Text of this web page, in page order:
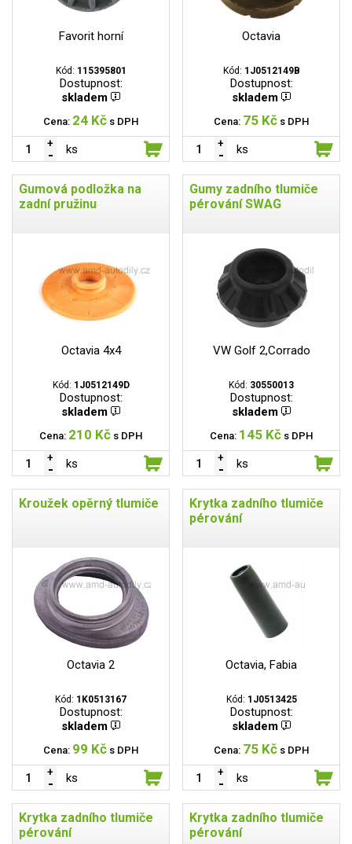
Favorit horní
Kód: 115395801
Dostupnost:
skladem
Cena: 24 Kč s DPH
ks
Octavia
Kód: 1J0512149B
Dostupnost:
skladem
Cena: 75 Kč s DPH
ks
Gumová podložka na
zadní pružinu
Octavia 4x4
Kód: 1J0512149D
Dostupnost:
skladem
Cena: 210 Kč s DPH
ks
Gumy zadního tlumiče
pérování SWAG
VW Golf 2,Corrado
Kód: 30550013
Dostupnost:
skladem
Cena: 145 Kč s DPH
ks
Kroužek opěrný tlumiče
Octavia 2
Kód: 1K0513167
Dostupnost:
skladem
Cena: 99 Kč s DPH
ks
Krytka zadního tlumiče
pérování
Octavia, Fabia
Kód: 1J0513425
Dostupnost:
skladem
Cena: 75 Kč s DPH
ks
Krytka zadního tlumiče
pérování
Krytka zadního tlumiče
pérování